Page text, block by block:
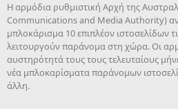
Η αρμόδια ρυθμιστική Αρχή της
Communications and Media Authority)
μπλοκάρισμα 10 επιπλέον ιστοσελίδων
λειτουργούν παράνομα στη χώρα. Οι
αυστηρότητά τους τους τελευταίους
νέα μπλοκαρίσματα παράνομων
άλλη.